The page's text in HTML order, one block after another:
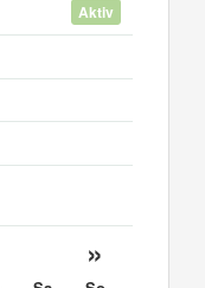
Aktiv
»